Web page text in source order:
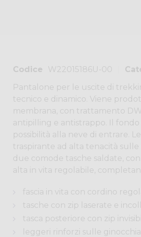
Codice W22015186U-00
Pantalone per le uscite di
tecnico e dinamico. Viene
membrana, con trattamento
antipilling e antistrappo. Il
possibilità alla neve di entrare.
traspirante ad alta tenacità sulle
due comode tasche saldate,
alta in vita regolabile,
fascia in vita con cordino
tasche con zip laserate e
tasca posteriore con zip
leggeri rinforzi sulle ginocchia